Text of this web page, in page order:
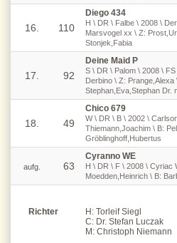
16. 110
Diego 434
H \ DR \ Falbe \ 2008 \
Marsvogel xx \ Z:
Stonjek,Fabia
17. 92
Deine Maid P
S \ DR \ Palom \ 2008 \
Derbino \ Z: Prange,Alexa
Stephan,Eva,Stephan Dr.
18. 49
Chico 679
W \ DR \ B \ 2002 \
Thiemann,Joachim \ B:
Gröblinghoff,Hubertus
aufg. 63
Cyranno WE
H \ DR \ F \ 2008 \ Cyriac
Moedden,Heinrich \ B:
Richter
H: Torleif Siegl
C: Dr. Stefan Luczak
M: Christoph Niemann